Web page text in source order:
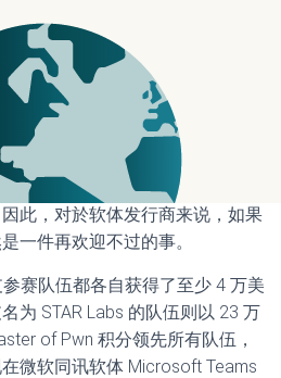
的大型电竞比赛活动，而目标就
漏洞和 Bug，但已知的错误则不
」就是一种软体开发团队本身并
，同时也很有可能会遭到一些有
攻击、入侵或勒索等行为，甚至
此，对於软体发行商来说，如果
一件再欢迎不过的事。
赛队伍都各自获得了至少 4 万美
为 STAR Labs 的队伍则以 23 万
of Pwn 积分领先所有队伍，
微软同讯软体 Microsoft Teams